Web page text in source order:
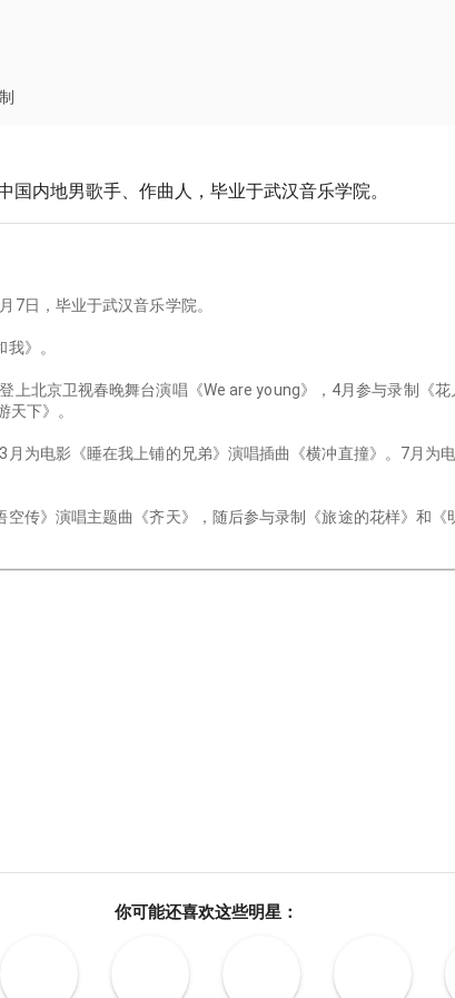
内地男歌手、作曲人，毕业于武汉音乐学院。
7日，毕业于武汉音乐学院。
》。
北京卫视春晚舞台演唱《We are young》，4月参与录制《
下》。
为电影《睡在我上铺的兄弟》演唱插曲《横冲直撞》。7月为
传》演唱主题曲《齐天》，随后参与录制《旅途的花样》和《
你可能还喜欢这些明星：